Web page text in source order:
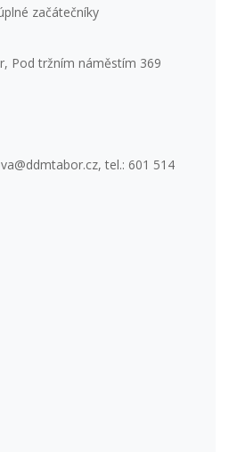
začátečníky
Pod tržním náměstím 369
tel.: 601 514